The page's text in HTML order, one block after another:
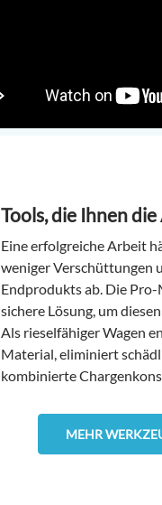
Tools, die Ihnen
Eine erfolgreiche Arbeit
weniger Verschüttungen
Endprodukts ab. Die
sichere Lösung, um
Als rieselfähiger Wagen
Material, eliminiert
kombinierte
MEHR